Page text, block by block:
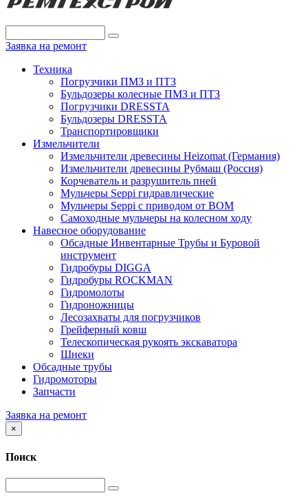
Заявка на ремонт
Техника
Погрузчики ПМЗ и ПТЗ
Бульдозеры колесные ПМЗ и ПТЗ
Погрузчики DRESSTA
Бульдозеры DRESSTA
Транспортировщики
Измельчители
Измельчители древесины Heizomat (Германия)
Измельчители древесины Рубмаш (Россия)
Корчеватель и разрушитель пней
Мульчеры Seppi гидравлические
Мульчеры Seppi с приводом от ВОМ
Самоходные мульчеры на колесном ходу
Навесное оборудование
Обсадные Инвентарные Трубы и Буровой
инструмент
Гидробуры DIGGA
Гидробуры ROCKMAN
Гидромолоты
Гидроножницы
Лесозахваты для погрузчиков
Грейферный ковш
Телескопическая рукоять экскаватора
Шнеки
Обсадные трубы
Гидромоторы
Запчасти
Заявка на ремонт
×
Поиск